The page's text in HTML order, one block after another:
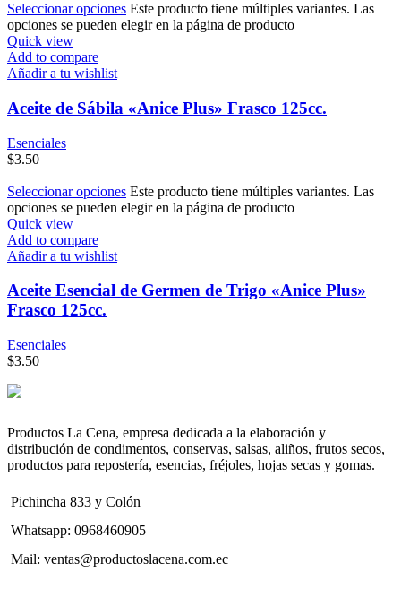
Seleccionar opciones Este producto tiene múltiples variantes. Las
opciones se pueden elegir en la página de producto
Quick view
Add to compare
Añadir a tu wishlist
Aceite de Sábila «Anice Plus» Frasco 125cc.
Esenciales
$3.50
Seleccionar opciones Este producto tiene múltiples variantes. Las
opciones se pueden elegir en la página de producto
Quick view
Add to compare
Añadir a tu wishlist
Aceite Esencial de Germen de Trigo «Anice Plus»
Frasco 125cc.
Esenciales
$3.50
Productos La Cena, empresa dedicada a la elaboración y
distribución de condimentos, conservas, salsas, aliños, frutos secos,
productos para repostería, esencias, fréjoles, hojas secas y gomas.
Pichincha 833 y Colón
Whatsapp: 0968460905
Mail: ventas@productoslacena.com.ec